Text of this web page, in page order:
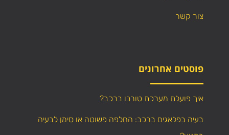
צור קשר
פוסטים אחרונים
איך פועלת מערכת טורבו ברכב?
בעיה בפלאגים ברכב: החלפה פשוטה או סימן לבעיה